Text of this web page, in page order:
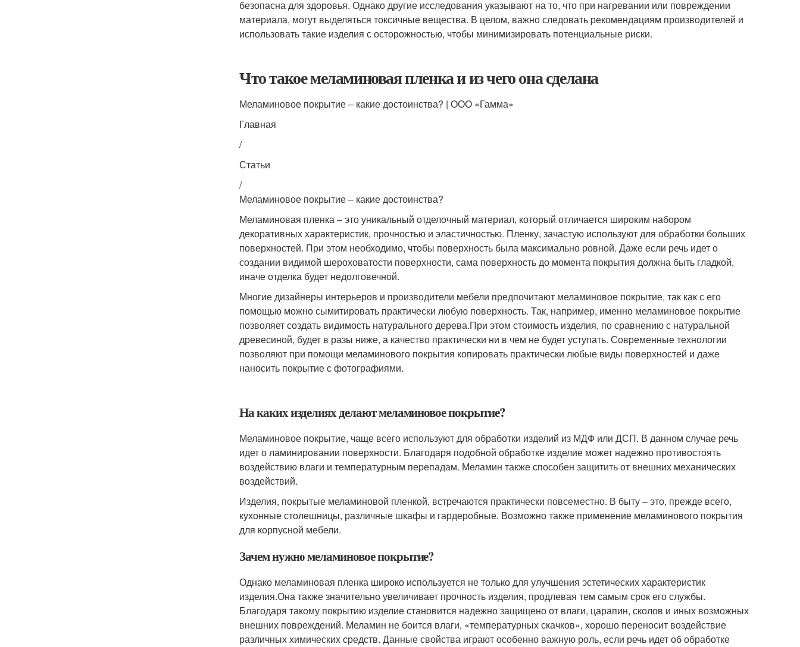
безопасна для здоровья. Однако другие исследования указывают на то, что при нагревании или повреждении
материала, могут выделяться токсичные вещества. В целом, важно следовать рекомендациям производителей и
использовать такие изделия с осторожностью, чтобы минимизировать потенциальные риски.
Что такое меламиновая пленка и из чего она сделана
Меламиновое покрытие – какие достоинства? | ООО «Гамма»
Главная
/
Статьи
/
Меламиновое покрытие – какие достоинства?
Меламиновая пленка – это уникальный отделочный материал, который отличается широким набором
декоративных характеристик, прочностью и эластичностью. Пленку, зачастую используют для обработки больших
поверхностей. При этом необходимо, чтобы поверхность была максимально ровной. Даже если речь идет о
создании видимой шероховатости поверхности, сама поверхность до момента покрытия должна быть гладкой,
иначе отделка будет недолговечной.
Многие дизайнеры интерьеров и производители мебели предпочитают меламиновое покрытие, так как с его
помощью можно сымитировать практически любую поверхность. Так, например, именно меламиновое покрытие
позволяет создать видимость натурального дерева.При этом стоимость изделия, по сравнению с натуральной
древесиной, будет в разы ниже, а качество практически ни в чем не будет уступать. Современные технологии
позволяют при помощи меламинового покрытия копировать практически любые виды поверхностей и даже
наносить покрытие с фотографиями.
На каких изделиях делают меламиновое покрытие?
Меламиновое покрытие, чаще всего используют для обработки изделий из МДФ или ДСП. В данном случае речь
идет о ламинировании поверхности. Благодаря подобной обработке изделие может надежно противостоять
воздействию влаги и температурным перепадам. Меламин также способен защитить от внешних механических
воздействий.
Изделия, покрытые меламиновой пленкой, встречаются практически повсеместно. В быту – это, прежде всего,
кухонные столешницы, различные шкафы и гардеробные. Возможно также применение меламинового покрытия
для корпусной мебели.
Зачем нужно меламиновое покрытие?
Однако меламиновая пленка широко используется не только для улучшения эстетических характеристик
изделия.Она также значительно увеличивает прочность изделия, продлевая тем самым срок его службы.
Благодаря такому покрытию изделие становится надежно защищено от влаги, царапин, сколов и иных возможных
внешних повреждений. Меламин не боится влаги, «температурных скачков», хорошо переносит воздействие
различных химических средств. Данные свойства играют особенно важную роль, если речь идет об обработке